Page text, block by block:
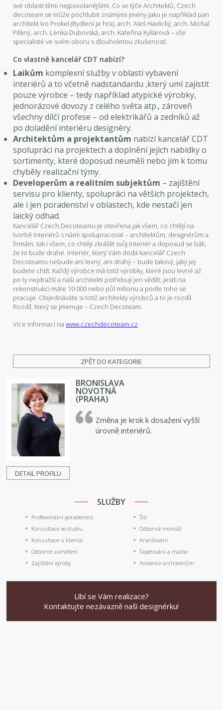
své oblasti těmi nejpovolanějšími. Co se týče Architektů, Czech
decoteam se může pochlubit známými jmény jako je například pan
architekt Ivo Prokel (Bydlení je hra), arch. Aleš Havlický, arch. Michal
Pěkný, arch. Lenka Dubovská, arch. Kateřina Kyllarová – vše
specialisté ve svém oboru s dlouholetou zkušeností.
Co vlastně kancelář CDT nabízí?
Laikům komplexní služby v oblasti vybavení
interiérů a to včetně nadstandardu ,který umí zajistit
pouze výrobce – tedy například atypické výrobky,
jednorázové dovozy z celého světa atp., zároveň
všechny dílčí profese – od elektrikářů a zedníků až
po doladění interiéru designéry.
Architektům a projektantům nabízí kancelář CDT
spolupráci na projektech a doplnění jejich nabídky o
sortimenty, které doposud neuměli nebo jim k tomu
chyběly realizační týmy.
Developerům a realitním subjektům – zajištění
servisu pro klienty, spolupráci na větších projektech,
ale i jen poradenství v oblastech, kde nestačí jen
laický odhad.
Kancelář Czech Decoteamu je otevřena jak všem, co chtějí na
tvorbě interiérů s námi spolupracovat – architektům, designérům a
firmám, tak i všem, co chtějí zkrášlit svůj interiér a doposud se báli,
že to bude drahé. Interiér, který Vám dodá kancelář Czech
Decoteamu nebude ani levný, ani drahý – bude takový, jaký jej
budete chtít. Každý výrobce má totiž výrobky, které jsou levné až
po ty nejdražší a naši architekti potřebují jen vědět, jestli na
rekonstrukci máte 10 000 nebo půl milionu a podle toho se
pracuje. Objednáváte si totiž architekty výrobců a to je rozdíl.
Rozdíl, který se jmenuje – Czech Decoteam.
Více informací nawww.czechdecoteam.cz
ZPĚT DO KATEGORIE
DETAIL PROFILU
BRONISLAVA
NOVOTNÁ
(PRAHA)
Změna je krok k dosažení vyšší
úrovně interiérů.
SLUŽBY
Profesionální poradenství
Konzultace ve studiu
Konzultace u klienta
Odborné zaměření
Zajištění výroby
Šití
Odborná montáž
Aranžování
Tapetování a malba
Asistence architektům
Líbí se Vám realizace?
Kontaktujte nezávazně naší designérku!